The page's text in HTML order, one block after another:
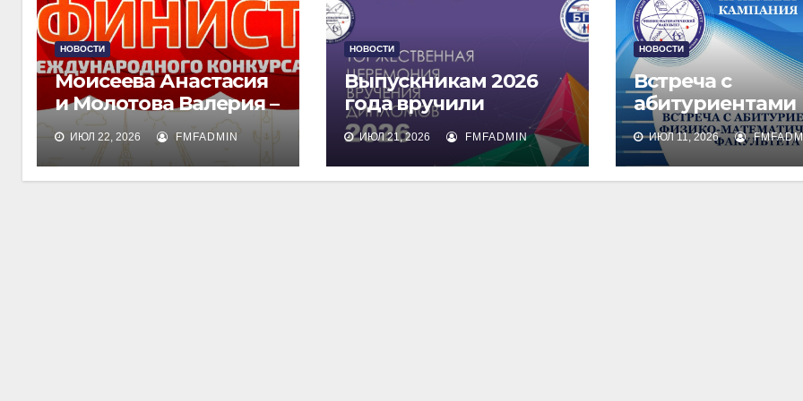
НОВОСТИ
Моисеева Анастасия
и Молотова Валерия –
лауреаты
международного
конкурса талантов
ИЮЛ 22, 2026 FMFADMIN
НОВОСТИ
Выпускникам 2026
года вручили
дипломы о высшем
образовании
ИЮЛ 21, 2026 FMFADMIN
НОВОСТИ
Встреча с
абитуриентами
физико-
факультета и их
ИЮЛ 11, 2026